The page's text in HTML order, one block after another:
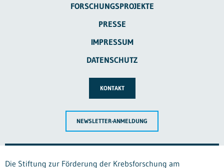
FORSCHUNGSPROJEKTE
PRESSE
IMPRESSUM
DATENSCHUTZ
KONTAKT
NEWSLETTER-ANMELDUNG
Die Stiftung zur Förderung der Krebsforschung am